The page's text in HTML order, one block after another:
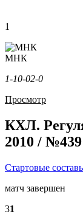
1
МНК
1-10-02-0
Просмотр
КХЛ.
2010 / №439
Стартовые
матч завершен
31